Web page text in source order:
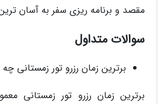
مقصد و برنامه ریزی سفر به آسان
سوالات متداول
برترین زمان رزرو تور زمستانی
برترین زمان رزرو تور زمستانی